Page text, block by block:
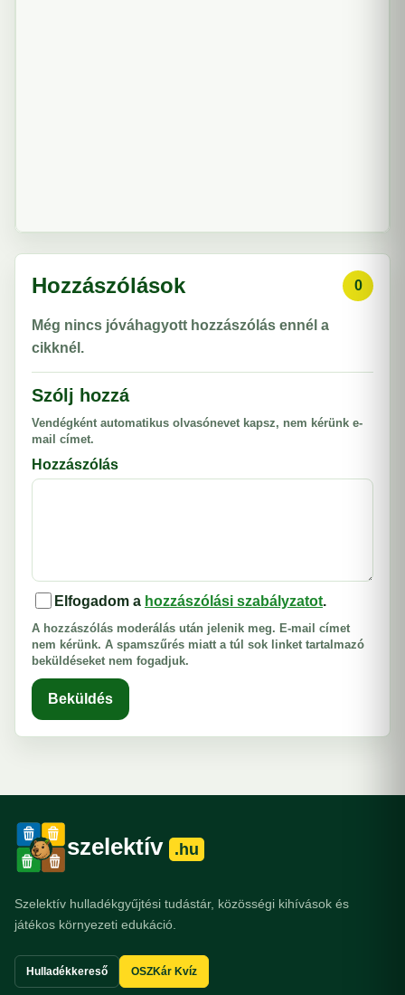
Hozzászólások 0
Még nincs jóváhagyott hozzászólás ennél a
cikknél.
Szólj hozzá
Vendégként automatikus olvasónevet kapsz, nem kérünk e-
mail címet.
Hozzászólás
Elfogadom a hozzászólási szabályzatot.
A hozzászólás moderálás után jelenik meg. E-mail címet
nem kérünk. A spamszűrés miatt a túl sok linket tartalmazó
beküldéseket nem fogadjuk.
Beküldés
szelektív .hu
Szelektív hulladékgyűjtési tudástár, közösségi kihívások és
játékos környezeti edukáció.
Hulladékkereső OSZKár Kvíz